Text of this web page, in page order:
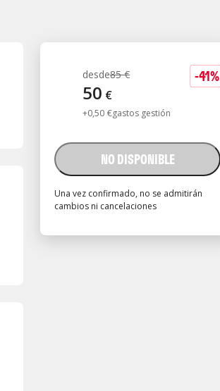
-41%
desde85 €
50 €
+0,50 €gastos gestión
NO DISPONIBLE
Una vez confirmado, no se admitirán
cambios ni cancelaciones